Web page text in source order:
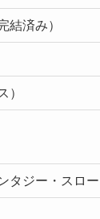
結済み）
）
タジー・スロ